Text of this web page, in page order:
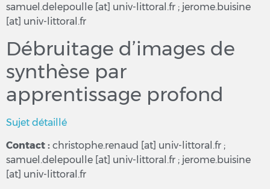
samuel.delepoulle [at] univ-littoral.fr ; jerome.buisine
[at] univ-littoral.fr
Débruitage d’images de
synthèse par
apprentissage profond
Sujet détaillé
Contact : christophe.renaud [at] univ-littoral.fr ;
samuel.delepoulle [at] univ-littoral.fr ; jerome.buisine
[at] univ-littoral.fr